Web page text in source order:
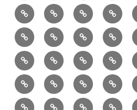
ー
ー
ム
月
型
着
袋
（縦
長）
着
袋
（小）
着
シ
ョ
ル
ダ
ー
⑧
メ
ッ
セ
ン
ジ
ャ
ー
⑨
ミ
シ
ン
カ
バ
ー
⑩
マ
チ
無
し
シ
ョ
ル
⑪
マ
ス
ク
⑭
ボ
ッ
ク
ス
型
⑮
ボ
ス
ト
ン
⑯
ヘ
ル
メ
ッ
ト
⑰
ピ
ン
タ
ッ
ク
⑳
ハ
ン
ド
バ
お
取
引
の
流
お
問
合
せ
及
デ
ジ
タ
ル
コ
プ
ラ
イ
ラ
ン
デ
ル
ー
ル
レ
ン
タ
㉒ ㉓ ㉔ ㉕